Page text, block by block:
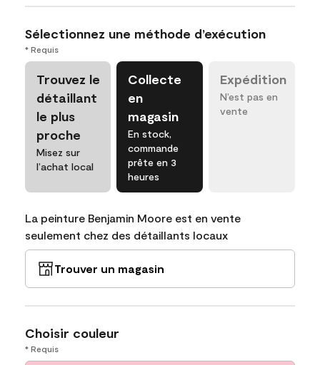
Sélectionnez une méthode d’exécution
* Requis
Trouvez le
détaillant
le plus
proche
Misez sur
l’achat local
Collecte
en
magasin
En stock,
commande
prête en 3
heures
Expédition
N’est pas en
vente
La peinture Benjamin Moore est en vente
seulement chez des détaillants locaux
Trouver un magasin
Choisir couleur
* Requis